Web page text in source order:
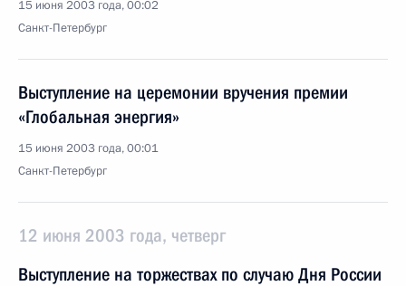
15 июня 2003 года, 00:02
Санкт-Петербург
Выступление на церемонии вручения премии
«Глобальная энергия»
15 июня 2003 года, 00:01
Санкт-Петербург
12 июня 2003 года, четверг
Выступление на торжествах по случаю Дня России